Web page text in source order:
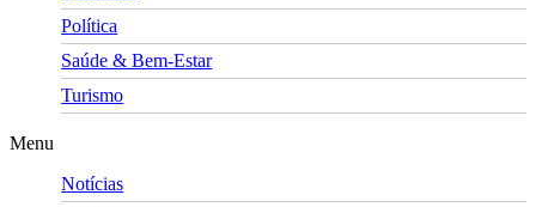
Política
Saúde & Bem-Estar
Turismo
Menu
Notícias